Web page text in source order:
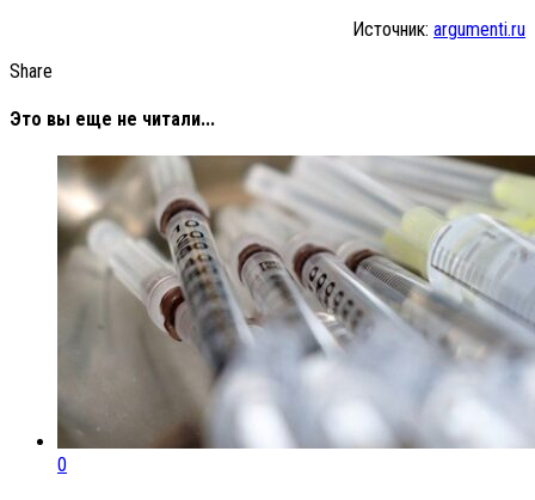
Источник: argumenti.ru
Share
Это вы еще не читали...
0